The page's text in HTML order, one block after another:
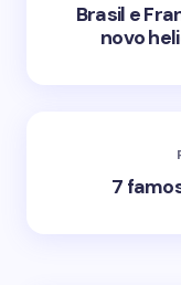
Brasil e
novo
7